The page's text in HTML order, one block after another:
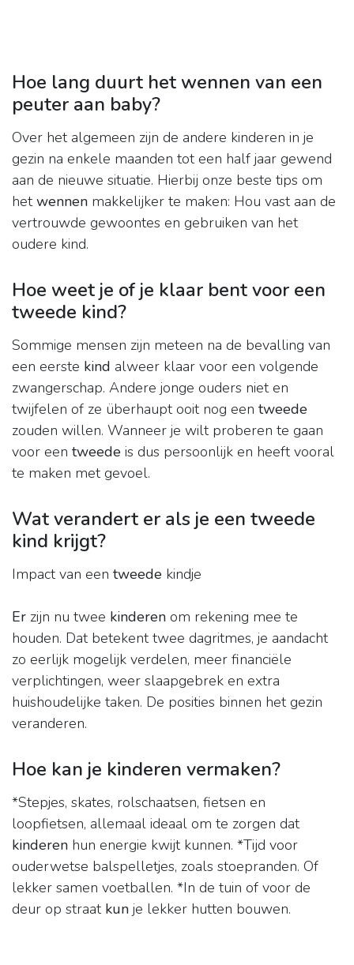
Hoe lang duurt het wennen van een
peuter aan baby?
Over het algemeen zijn de andere kinderen in je
gezin na enkele maanden tot een half jaar gewend
aan de nieuwe situatie. Hierbij onze beste tips om
hetwennen makkelijker te maken: Hou vast aan de
vertrouwde gewoontes en gebruiken van het
oudere kind.
Hoe weet je of je klaar bent voor een
tweede kind?
Sommige mensen zijn meteen na de bevalling van
een eerste kind alweer klaar voor een volgende
zwangerschap. Andere jonge ouders niet en
twijfelen of ze überhaupt ooit nog een tweede
zouden willen. Wanneer je wilt proberen te gaan
voor een tweede is dus persoonlijk en heeft vooral
te maken met gevoel.
Wat verandert er als je een tweede
kind krijgt?
Impact van een tweede kindje
Er zijn nu twee kinderen om rekening mee te
houden. Dat betekent twee dagritmes, je aandacht
zo eerlijk mogelijk verdelen, meer financiële
verplichtingen, weer slaapgebrek en extra
huishoudelijke taken. De posities binnen het gezin
veranderen.
Hoe kan je kinderen vermaken?
*Stepjes, skates, rolschaatsen, fietsen en
loopfietsen, allemaal ideaal om te zorgen dat
kinderen hun energie kwijt kunnen. *Tijd voor
ouderwetse balspelletjes, zoals stoepranden. Of
lekker samen voetballen. *In de tuin of voor de
deur op straat kun je lekker hutten bouwen.